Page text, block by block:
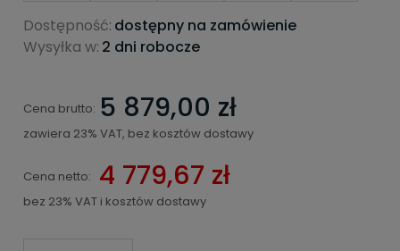
Dostępność: dostępny na zamówienie
Wysyłka w: 2 dni robocze
Cena brutto: 5 879,00 zł
zawiera 23% VAT, bez kosztów dostawy
Cena netto: 4 779,67 zł
bez 23% VAT i kosztów dostawy